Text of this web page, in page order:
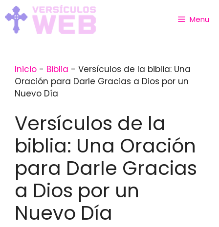
Skip
to
content
Menu
Inicio - Biblia - Versículos de la biblia: Una
Oración para Darle Gracias a Dios por un
Nuevo Día
Versículos de la
biblia: Una Oración
para Darle Gracias
a Dios por un
Nuevo Día